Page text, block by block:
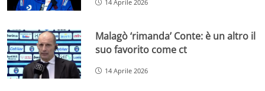
14 Aprile 2026
Malagò ‘rimanda’ Conte: è un altro il
suo favorito come ct
14 Aprile 2026